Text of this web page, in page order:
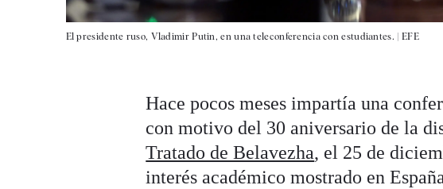
El presidente ruso, Vladimir Putin, en una teleconferencia con estudiantes. | EFE
Hace pocos meses impartía una
con motivo del 30 aniversario de la
Tratado de Belavezha, el 25 de
interés académico mostrado en